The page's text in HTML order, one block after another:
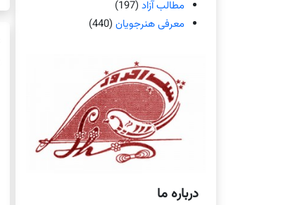
مطالب آزاد (197)
معرفی هنرجویان (440)
درباره ما